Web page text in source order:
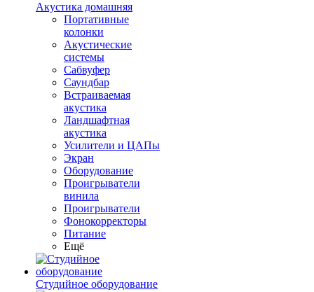
Акустика домашняя
Портативные
колонки
Акустические
системы
Сабвуфер
Саундбар
Встраиваемая
акустика
Ландшафтная
акустика
Усилители и ЦАПы
Экран
Оборудование
Проигрыватели
винила
Проигрыватели
Фонокорректоры
Питание
Ещё
Студийное оборудование